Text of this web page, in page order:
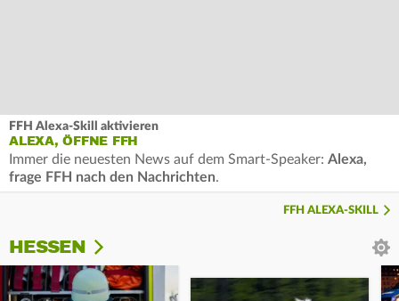
FFH Alexa-Skill aktivieren
ALEXA, ÖFFNE FFH
Immer die neuesten News auf dem Smart-Speaker: Alexa,
frage FFH nach den Nachrichten.
FFH ALEXA-SKILL
HESSEN